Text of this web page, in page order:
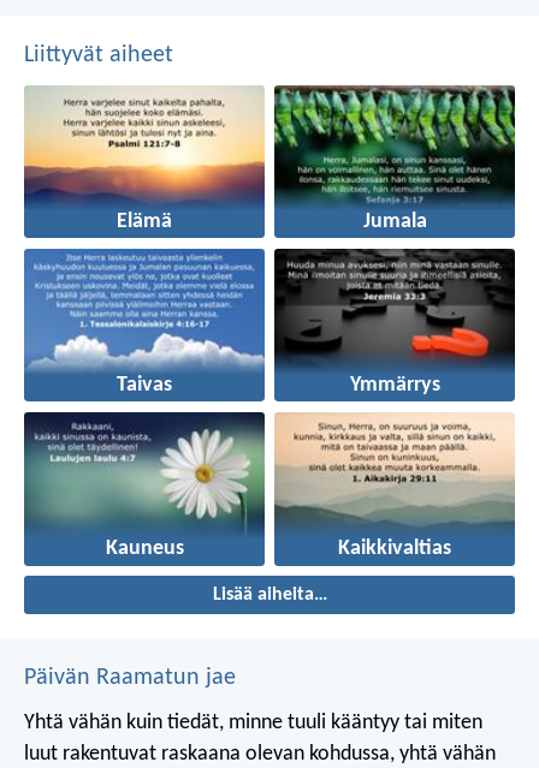
Liittyvät aiheet
Elämä Jumala
Taivas Ymmärrys
Kauneus Kaikkivaltias
Lisää aiheita…
Päivän Raamatun jae
Yhtä vähän kuin tiedät, minne tuuli kääntyy tai miten
luut rakentuvat raskaana olevan kohdussa, yhtä vähän